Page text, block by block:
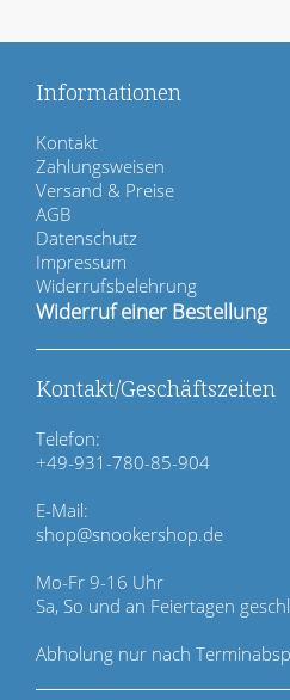
Informationen
N
a
v
i
g
a
t
i
n
ü
b
e
r
s
p
r
i
n
g
e
n
Kontakt
Zahlungsweisen
Versand & Preise
AGB
Datenschutz
Impressum
Widerrufsbelehrung
Widerruf einer Bestellung
Kontakt/Geschäftszeiten
Telefon:
+49-931-780-85-904
E-Mail:
shop@snookershop.de
Mo-Fr 9-16 Uhr
Sa, So und an Feiertagen
Abholung nur nach